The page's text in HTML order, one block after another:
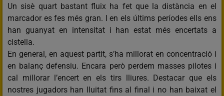
Un sisè quart bastant fluix ha fet que la distància en el
marcador es fes més gran. I en els últims períodes ells ens
han guanyat en intensitat i han estat més encertats a
cistella.
En general, en aquest partit, s’ha millorat en concentració i
en balanç defensiu. Encara però perdem masses pilotes i
cal millorar l’encert en els tirs lliures. Destacar que els
nostres jugadors han lluitat fins al final i no han baixat el